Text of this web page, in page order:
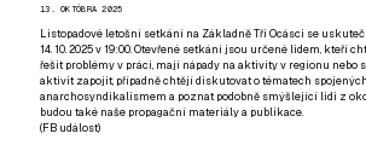
13. OKTÓBRA 2025
Listopadové letošní setkání na Základně Tři Ocásci se
14. 10. 2025 v 19:00. Otevřené setkání jsou určené lidem, kteří
řešit problémy v práci, mají nápady na aktivity v regionu nebo
aktivit zapojit, případně chtějí diskutovat o tématech
anarchosyndikalismem a poznat podobně smýšlející lidi z
budou také naše propagační materiály a publikace.
(FB událost)